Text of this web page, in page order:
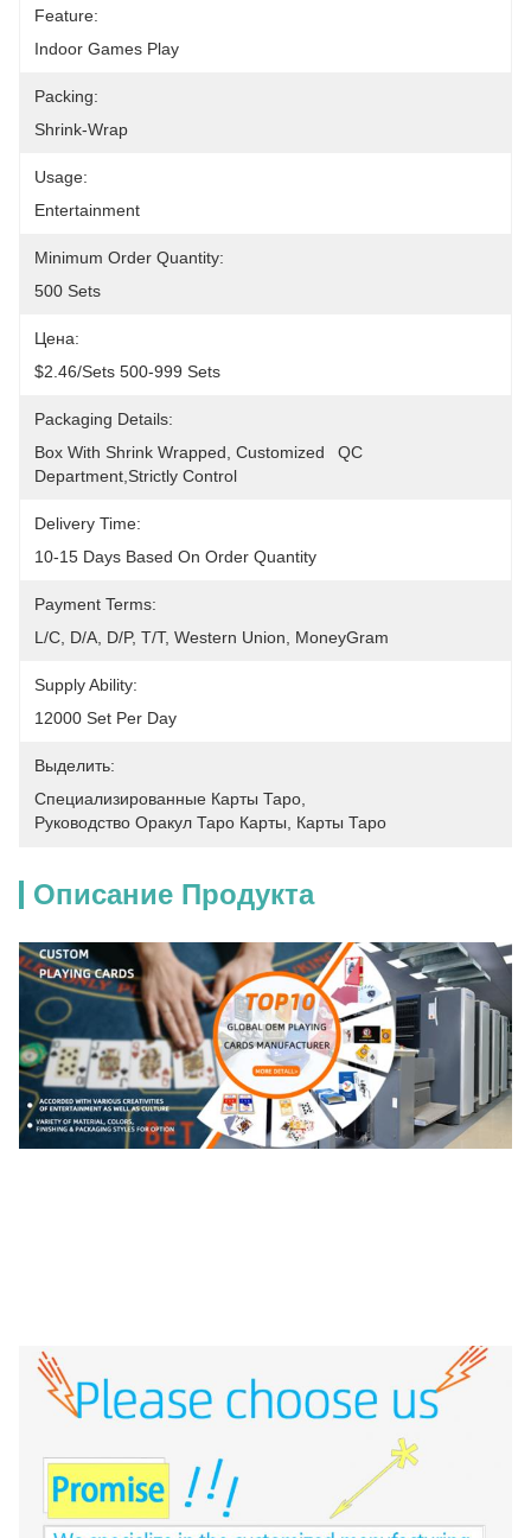
Feature:
Indoor Games Play
Packing:
Shrink-Wrap
Usage:
Entertainment
Minimum Order Quantity:
500 Sets
Цена:
$2.46/sets 500-999 Sets
Packaging Details:
Box With Shrink Wrapped, Customized	QC
Department,Strictly Control
Delivery Time:
10-15 Days Based On Order Quantity
Payment Terms:
L/C, D/A, D/P, T/T, Western Union, MoneyGram
Supply Ability:
12000 Set Per Day
Выделить:
Специализированные Карты Таро
Руководство Оракул Таро Карты
Карты Таро
Описание Продукта